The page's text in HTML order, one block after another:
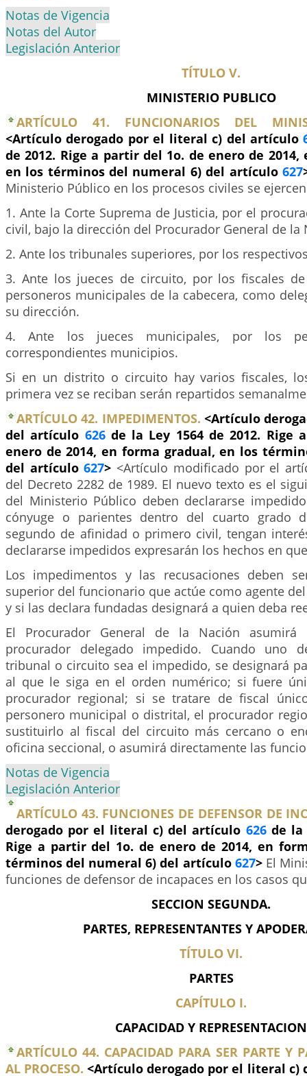
Notas de Vigencia
Notas del Autor
Legislación Anterior
TÍTULO V.
MINISTERIO PUBLICO
ARTÍCULO 41. FUNCIONARIOS DEL
<Artículo derogado por el literal c) del artículo
de 2012. Rige a partir del 1o. de enero de
en los términos del numeral 6) del artículo 627
Ministerio Público en los procesos civiles se
1. Ante la Corte Suprema de Justicia, por el
civil, bajo la dirección del Procurador General de la
2. Ante los tribunales superiores, por los
3. Ante los jueces de circuito, por los fiscales
personeros municipales de la cabecera, como
su dirección.
4. Ante los jueces municipales, por los
correspondientes municipios.
Si en un distrito o circuito hay varios fiscales,
primera vez se reciban serán repartidos
ARTÍCULO 42. IMPEDIMENTOS. <Artículo
del artículo 626de la Ley 1564 de 2012. Rige
enero de 2014, en forma gradual, en los
del artículo627> <Artículo modificado por el
del Decreto 2282 de 1989. El nuevo texto es el
del Ministerio Público deben declararse
cónyuge o parientes dentro del cuarto grado
segundo de afinidad o primero civil, tengan
declararse impedidos expresarán los hechos en
Los impedimentos y las recusaciones deben
superior del funcionario que actúe como agente
y si las declara fundadas designará a quien deba
El Procurador General de la Nación asumirá
procurador delegado impedido. Cuando uno
tribunal o circuito sea el impedido, se designará
al que le siga en el orden numérico; si fuere
procurador regional; si se tratare de fiscal
personero municipal o distrital, el procurador
sustituirlo al fiscal del circuito más cercano o
oficina seccional, o asumirá directamente las
Notas de Vigencia
Legislación Anterior
ARTÍCULO 43. FUNCIONES DE DEFENSOR DE
derogado por el literal c) del artículo 626de la
Rige a partir del 1o. de enero de 2014, en
términos del numeral 6) del artículo 627> El
funciones de defensor de incapaces en los casos
SECCION SEGUNDA.
PARTES, REPRESENTANTES Y
TÍTULO VI.
PARTES
CAPÍTULO I.
CAPACIDAD Y REPRESENTACION
ARTÍCULO 44. CAPACIDAD PARA SER PARTE Y
AL PROCESO. <Artículo derogado por el literal